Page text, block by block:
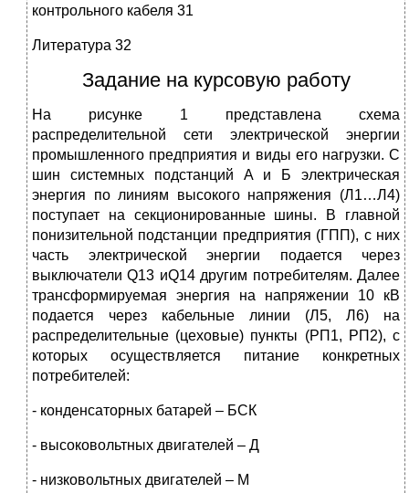
контрольного кабеля 31
Литература 32
Задание на курсовую работу
На рисунке 1 представлена схема
распределительной сети электрической энергии
промышленного предприятия и виды его нагрузки. С
шин системных подстанций А и Б электрическая
энергия по линиям высокого напряжения (Л1…Л4)
поступает на секционированные шины. В главной
понизительной подстанции предприятия (ГПП), с них
часть электрической энергии подается через
выключатели Q13 иQ14 другим потребителям. Далее
трансформируемая энергия на напряжении 10 кВ
подается через кабельные линии (Л5, Л6) на
распределительные (цеховые) пункты (РП1, РП2), с
которых осуществляется питание конкретных
потребителей:
- конденсаторных батарей – БСК
- высоковольтных двигателей – Д
- низковольтных двигателей – М